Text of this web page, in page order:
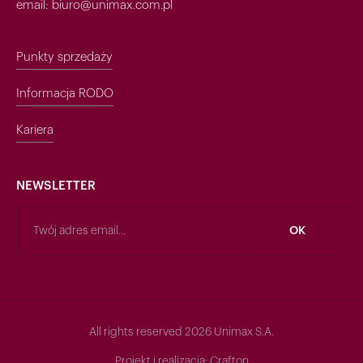
email: biuro@unimax.com.pl
Punkty sprzedaży
Informacja RODO
Kariera
NEWSLETTER
All rights reserved 2026 Unimax S.A.